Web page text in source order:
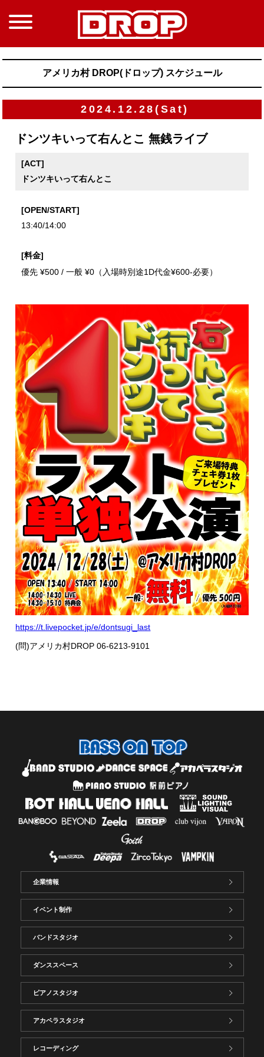
アメリカ村 DROP(ドロップ) スケジュール
2024.12.28(Sat)
ドンツキいって右んとこ 無銭ライブ
[ACT]
ドンツキいって右んとこ
[OPEN/START]
13:40/14:00
[料金]
優先 ¥500 / 一般 ¥0（入場時別途1D代金¥600-必要）
https://t.livepocket.jp/e/dontsugi_last
(問)アメリカ村DROP 06-6213-9101
企業情報
イベント制作
バンドスタジオ
ダンススペース
ピアノスタジオ
アカペラスタジオ
レコーディング